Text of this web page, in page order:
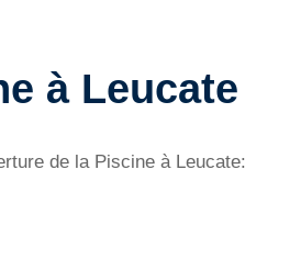
à Leucate
de la Piscine à Leucate: